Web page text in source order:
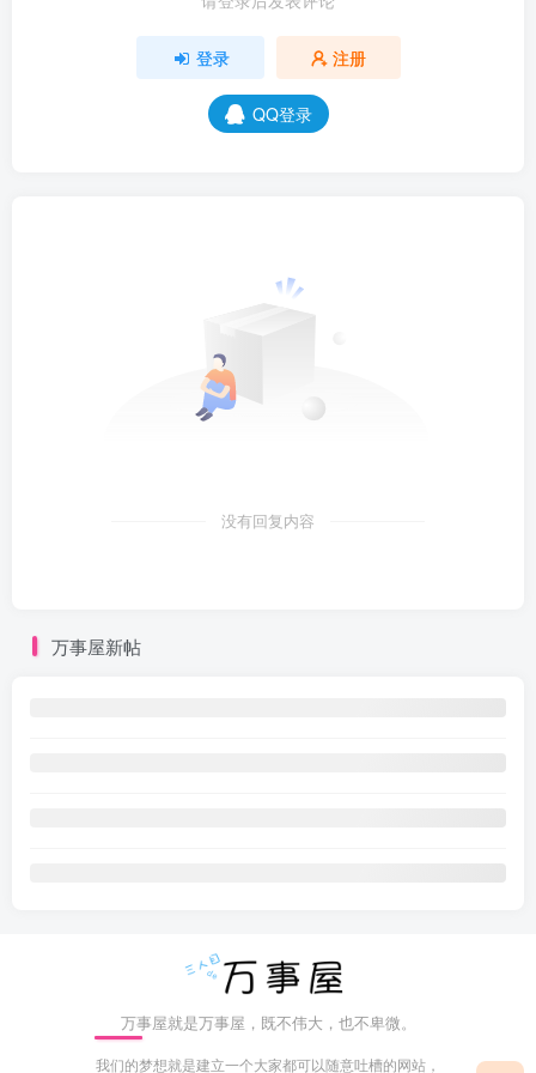
登录 注册
QQ登录
没有回复内容
万事屋新帖
万事屋就是万事屋，既不伟大，也不卑微。
我们的梦想就是建立一个大家都可以随意吐槽的网站，